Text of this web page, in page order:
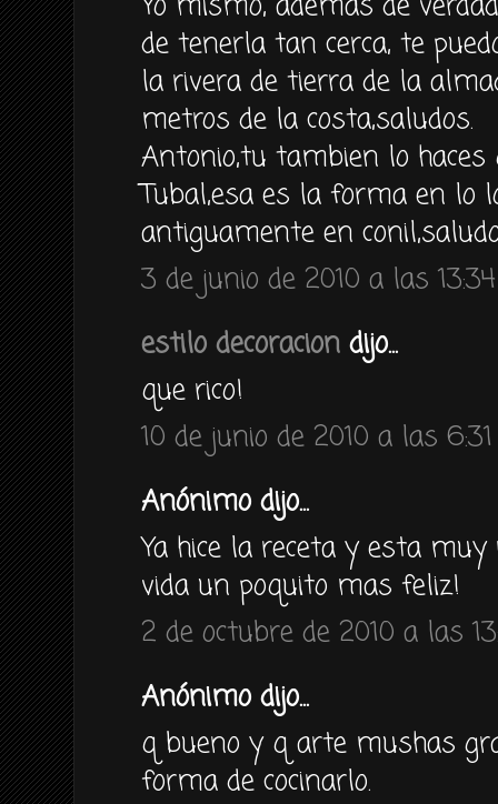
de tenerla tan cerca, te
la rivera de tierra de la
metros de la costa,saludos.
Antonio,tu tambien lo haces
Tubal,esa es la forma en lo
antiguamente en
3 de junio de 2010 a las 13:34
estilo decoracion dijo...
que rico!
10 de junio de 2010 a las 6:31
Anónimo dijo...
Ya hice la receta y esta
vida un poquito mas feliz!
2 de octubre de 2010 a las
Anónimo dijo...
q bueno y q arte mushas
forma de cocinarlo.